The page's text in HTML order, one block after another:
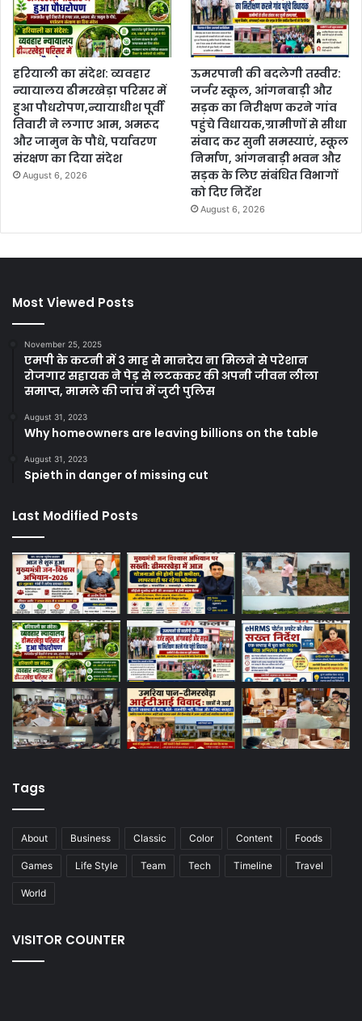
हरियाली का संदेश: व्यवहार
न्यायालय ढीमरखेड़ा परिसर में
हुआ पौधरोपण,न्यायाधीश पूर्वी
तिवारी ने लगाए आम, अमरूद
और जामुन के पौधे, पर्यावरण
संरक्षण का दिया संदेश
August 6, 2026
ऊमरपानी की बदलेगी तस्वीर:
जर्जर स्कूल, आंगनबाड़ी और
सड़क का निरीक्षण करने गांव
पहुंचे विधायक,ग्रामीणों से सीधा
संवाद कर सुनी समस्याएं, स्कूल
निर्माण, आंगनबाड़ी भवन और
सड़क के लिए संबंधित विभागों
को दिए निर्देश
August 6, 2026
Most Viewed Posts
November 25, 2025
एमपी के कटनी में 3 माह से मानदेय ना मिलने से परेशान
रोजगार सहायक ने पेड़ से लटककर की अपनी जीवन लीला
समाप्त, मामले की जांच में जुटी पुलिस
August 31, 2023
Why homeowners are leaving billions on the table
August 31, 2023
Spieth in danger of missing cut
Last Modified Posts
Tags
About Business Classic Color Content Foods
Games Life Style Team Tech Timeline Travel
World
VISITOR COUNTER